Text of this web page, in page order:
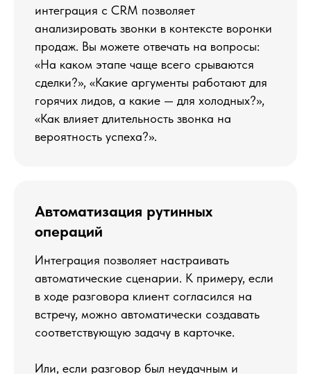
интеграция с CRM позволяет
анализировать звонки в контексте воронки
продаж. Вы можете отвечать на вопросы:
«На каком этапе чаще всего срываются
сделки?», «Какие аргументы работают для
горячих лидов, а какие — для холодных?»,
«Как влияет длительность звонка на
вероятность успеха?».
Автоматизация рутинных
операций
Интеграция позволяет настраивать
автоматические сценарии. К примеру, если
в ходе разговора клиент согласился на
встречу, можно автоматически создавать
соответствующую задачу в карточке.
Или, если разговор был неудачным и